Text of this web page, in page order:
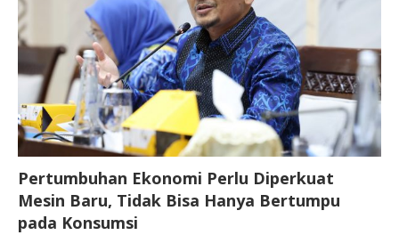
Pertumbuhan Ekonomi Perlu Diperkuat
Mesin Baru, Tidak Bisa Hanya Bertumpu
pada Konsumsi